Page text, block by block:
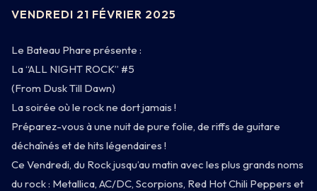
CARNET
BATEAU
CARTE
INFOS
VENDREDI 21 FÉVRIER 2025
Le Bateau Phare présente :
La “ALL NIGHT ROCK” #5
(From Dusk Till Dawn)
La soirée où le rock ne dort jamais !
Préparez-vous à une nuit de pure folie, de riffs de guitare
déchaînés et de hits légendaires !
Ce Vendredi, du Rock jusqu’au matin avec les plus grands noms
du rock : Metallica, AC/DC, Scorpions, Red Hot Chili Peppers et